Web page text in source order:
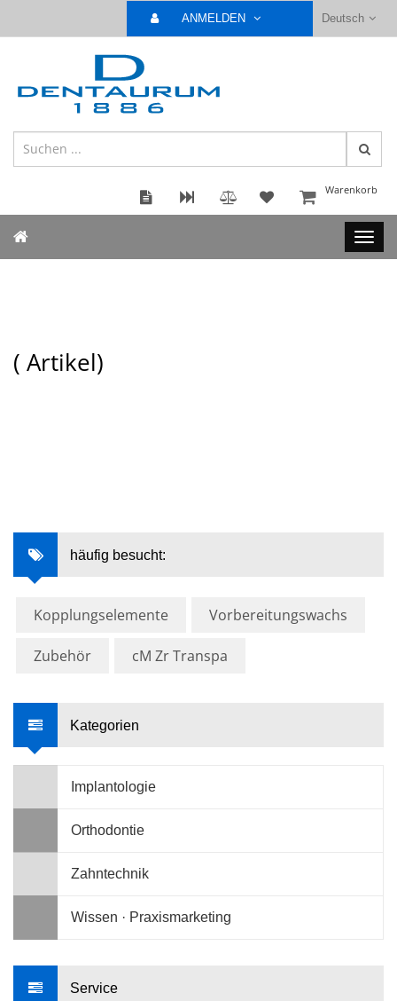
Deutsch
ANMELDEN
Warenkorb
( Artikel)
häufig besucht:
Kopplungselemente Vorbereitungswachs
Zubehör cM Zr Transpa
Kategorien
Implantologie
Orthodontie
Zahntechnik
Wissen · Praxismarketing
Service